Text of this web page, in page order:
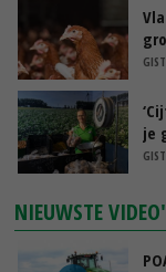
je
NIEUWSTE